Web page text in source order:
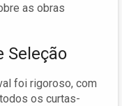
as obras
Seleção
foi rigoroso, com
os curtas-